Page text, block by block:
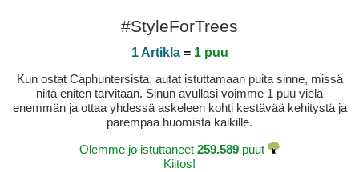
#StyleForTrees
1 Artikla= 1 puu
Kun ostat Caphuntersista, autat istuttamaan puita sinne, missä
niitä eniten tarvitaan. Sinun avullasi voimme 1 puu vielä
enemmän ja ottaa yhdessä askeleen kohti kestävää kehitystä ja
parempaa huomista kaikille.
Olemme jo istuttaneet 259.589 puut
Kiitos!